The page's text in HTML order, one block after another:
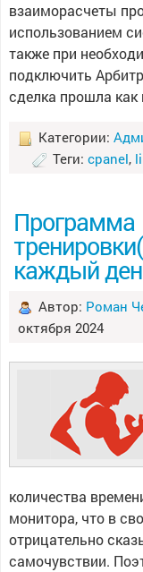
взаиморасчеты
использованием
также при
подключить
сделка прошла как
Категории:
Теги: cpanel,
Программа
каждый
Автор: Роман
октября 2024
количества
монитора, что в
отрицательно
самочувствии.